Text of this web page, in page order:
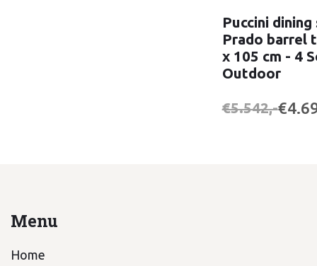
Puccini
Prado barrel
x 105 cm - 4
Outdoor
€5.542,-
Menu
Home